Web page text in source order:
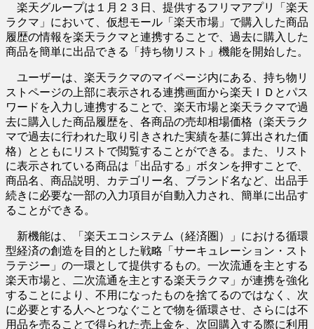
楽天グループは１月２３日、提供するフリマアプリ「楽天
ラクマ」において、仮想モール「楽天市場」で購入した商品
履歴の情報を楽天ラクマと連携することで、過去に購入した
商品を簡単に出品できる「持ち物リスト」機能を開始した。
ユーザーは、楽天ラクマのマイページ内にある、持ち物リ
ストページの上部に表示される連携画面から楽天ＩＤとパス
ワードを入力し連携することで、楽天市場と楽天ラクマで過
去に購入した商品履歴を、各商品の売却相場価格（楽天ラク
マで過去に行われた取り引きされた実績を基に算出された価
格）とともにリストで閲覧することができる。また、リスト
に表示されている商品は「出品する」ボタンを押すことで、
商品名、商品説明、カテゴリー名、ブランド名など、出品手
続きに必要な一部の入力項目が自動入力され、簡単に出品す
ることができる。
新機能は、「楽天エコシステム（経済圏）」における循環
型経済の創造を目的とした戦略「サーキュレーション・スト
ラテジー」の一環として提供するもの。一次流通を主とする
楽天市場と、二次流通を主とする楽天ラクマ」が連携を強化
することにより、不用になったものを捨てるのではなく、次
に必要とする人へとつなぐことで物を循環させ、さらには不
用品を売ることで得られた売上金を、次回購入する際に利用